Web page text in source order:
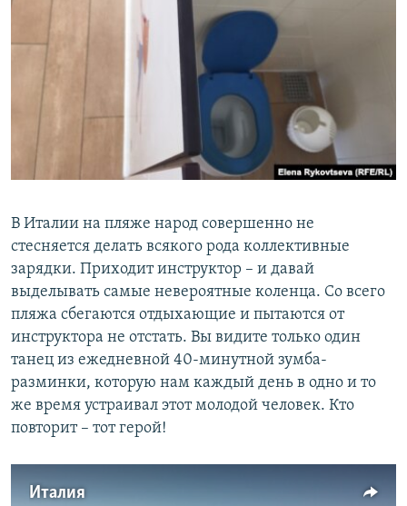
В Италии на пляже народ совершенно не
стесняется делать всякого рода коллективные
зарядки. Приходит инструктор – и давай
выделывать самые невероятные коленца. Со всего
пляжа сбегаются отдыхающие и пытаются от
инструктора не отстать. Вы видите только один
танец из ежедневной 40-минутной зумба-
разминки, которую нам каждый день в одно и то
же время устраивал этот молодой человек. Кто
повторит – тот герой!
Италия